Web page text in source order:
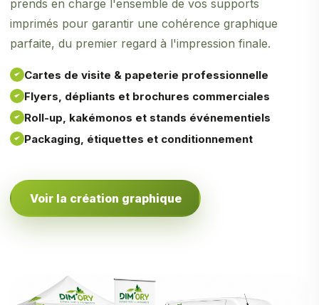
prends en charge l'ensemble de vos supports
imprimés pour garantir une cohérence graphique
parfaite, du premier regard à l'impression finale.
Cartes de visite & papeterie professionnelle
Flyers, dépliants et brochures commerciales
Roll-up, kakémonos et stands événementiels
Packaging, étiquettes et conditionnement
Voir la création graphique